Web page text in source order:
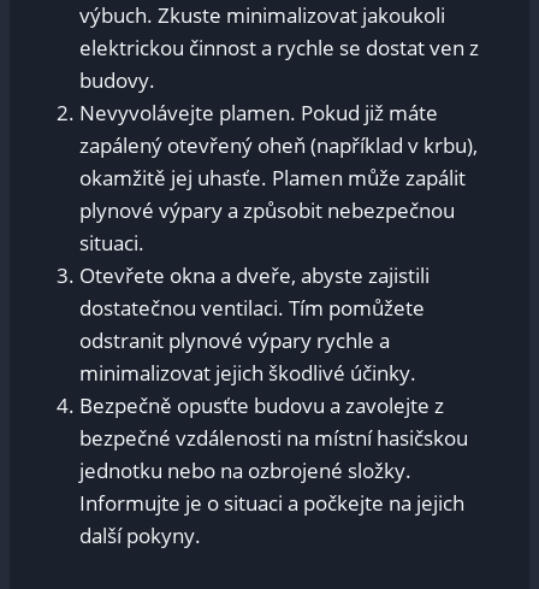
výbuch. Zkuste minimalizovat jakoukoli
elektrickou činnost a rychle se dostat ven z
budovy.
Nevyvolávejte plamen. Pokud již máte
zapálený otevřený oheň (například v krbu),
okamžitě jej uhasťe. Plamen může zapálit
plynové výpary a způsobit nebezpečnou
situaci.
Otevřete okna a dveře, abyste zajistili
dostatečnou ventilaci. Tím pomůžete
odstranit plynové výpary rychle a
minimalizovat jejich škodlivé účinky.
Bezpečně opusťte budovu a zavolejte z
bezpečné vzdálenosti na místní hasičskou
jednotku nebo na ozbrojené složky.
Informujte je o situaci a počkejte na jejich
další pokyny.